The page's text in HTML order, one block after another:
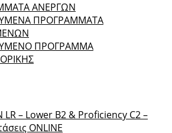
ΑΝΕΡΓΩΝ
ΠΡΟΓΡΑΜΜΑΤΑ
ΠΡΟΓΡΑΜΜΑ
LR – Lower B2 & Proficiency C2 –
ONLINE